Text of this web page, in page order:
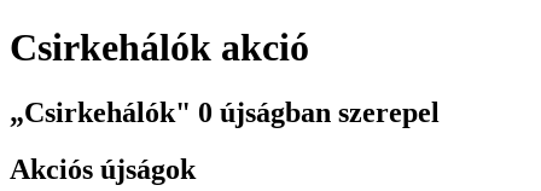
Csirkehálók akció
„Csirkehálók" 0 újságban szerepel
Akciós újságok